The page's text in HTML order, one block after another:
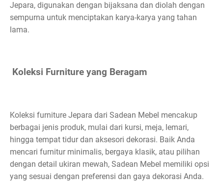
Jepara, digunakan dengan bijaksana dan diolah dengan
sempurna untuk menciptakan karya-karya yang tahan
lama.
Koleksi Furniture yang Beragam
Koleksi furniture Jepara dari Sadean Mebel mencakup
berbagai jenis produk, mulai dari kursi, meja, lemari,
hingga tempat tidur dan aksesori dekorasi. Baik Anda
mencari furnitur minimalis, bergaya klasik, atau pilihan
dengan detail ukiran mewah, Sadean Mebel memiliki opsi
yang sesuai dengan preferensi dan gaya dekorasi Anda.